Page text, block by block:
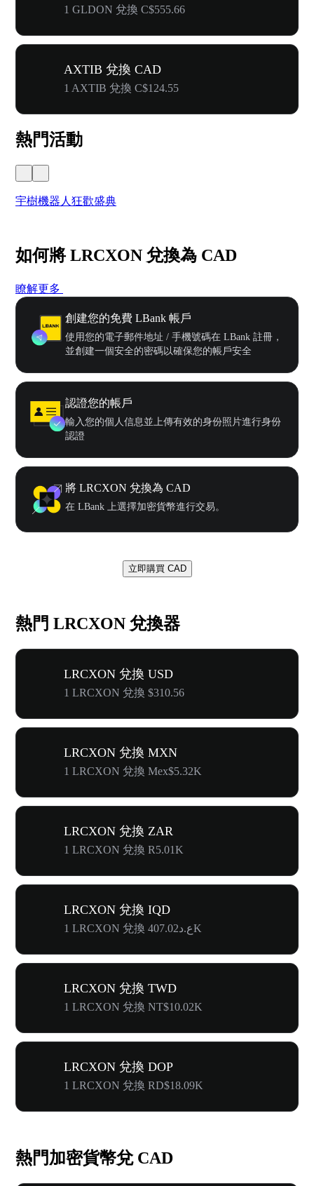
1 GLDON 兌換 C$555.66
AXTIB 兌換 CAD
1 AXTIB 兌換 C$124.55
熱門活動
宇樹機器人狂歡盛典
如何將 LRCXON 兌換為 CAD
瞭解更多
創建您的免費 LBank 帳戶
使用您的電子郵件地址 / 手機號碼在 LBank 註冊，
並創建一個安全的密碼以確保您的帳戶安全
認證您的帳戶
輸入您的個人信息並上傳有效的身份照片進行身份
認證
將 LRCXON 兌換為 CAD
在 LBank 上選擇加密貨幣進行交易。
立即購買 CAD
熱門 LRCXON 兌換器
LRCXON 兌換 USD
1 LRCXON 兌換 $310.56
LRCXON 兌換 MXN
1 LRCXON 兌換 Mex$5.32K
LRCXON 兌換 ZAR
1 LRCXON 兌換 R5.01K
LRCXON 兌換 IQD
1 LRCXON 兌換 ع.د407.02K
LRCXON 兌換 TWD
1 LRCXON 兌換 NT$10.02K
LRCXON 兌換 DOP
1 LRCXON 兌換 RD$18.09K
熱門加密貨幣兌 CAD